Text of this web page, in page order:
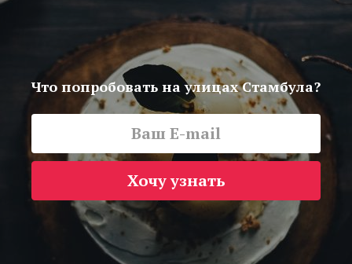
Что попробовать на улицах Стамбула?
Хочу узнать